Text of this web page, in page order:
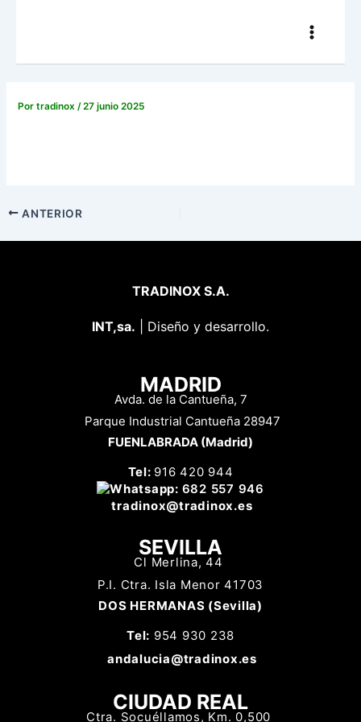
Portradinox /27 junio 2025
ANTERIOR
TRADINOX S.A.
INT,sa. | Diseño y desarrollo.
MADRID
Avda. de la Cantueña, 7
Parque Industrial Cantueña 28947
FUENLABRADA (Madrid)
Tel: 916 420 944
Whatsapp: 682 557 946
tradinox@tradinox.es
SEVILLA
Cl Merlina, 44
P.I. Ctra. Isla Menor 41703
DOS HERMANAS (Sevilla)
Tel: 954 930 238
andalucia@tradinox.es
CIUDAD REAL
Ctra. Socuéllamos, Km. 0,500